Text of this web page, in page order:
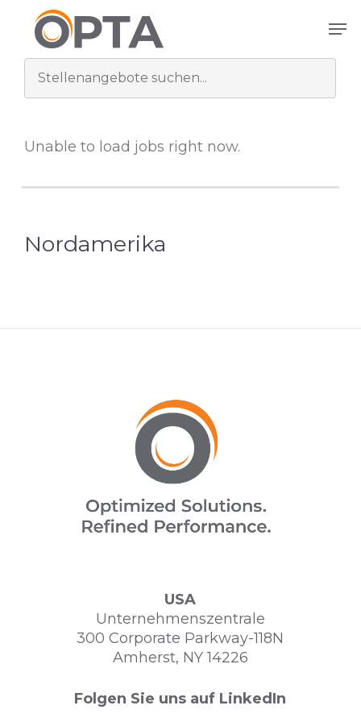
Hauptinhalt
springen
Unable to load jobs right now.
Nordamerika
USA
Unternehmenszentrale
300 Corporate Parkway-118N
Amherst, NY 14226
Folgen Sie uns auf LinkedIn